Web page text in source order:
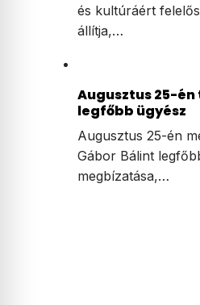
és kultúráért
állítja,…
Augusztus 25-
legfőbb ügyész
Augusztus 25-én
Gábor Bálint
megbízatása,…